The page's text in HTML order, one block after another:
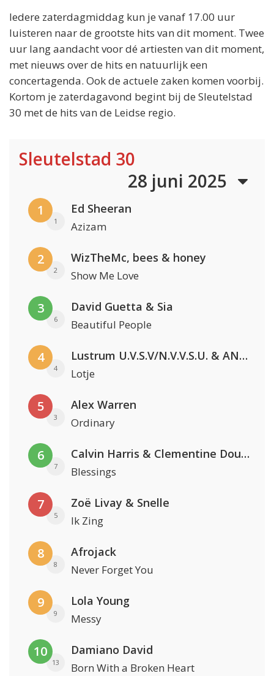
Iedere zaterdagmiddag kun je vanaf 17.00 uur
luisteren naar de grootste hits van dit moment. Twee
uur lang aandacht voor dé artiesten van dit moment,
met nieuws over de hits en natuurlijk een
concertagenda. Ook de actuele zaken komen voorbij.
Kortom je zaterdagavond begint bij de Sleutelstad
30 met de hits van de Leidse regio.
Sleutelstad 30
28 juni 2025
1
1
Ed Sheeran
Azizam
2
2
WizTheMc, bees & honey
Show Me Love
3
6
David Guetta & Sia
Beautiful People
4
4
Lustrum U.V.S.V/N.V.V.S.U. & ANNO ONS & Jopke van Dobbenburgh & Roeland Beelen
Lotje
5
3
Alex Warren
Ordinary
6
7
Calvin Harris & Clementine Douglas
Blessings
7
5
Zoë Livay & Snelle
Ik Zing
8
8
Afrojack
Never Forget You
9
9
Lola Young
Messy
10
13
Damiano David
Born With a Broken Heart